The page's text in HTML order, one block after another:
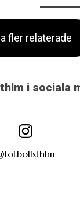
fler relaterade
i sociala